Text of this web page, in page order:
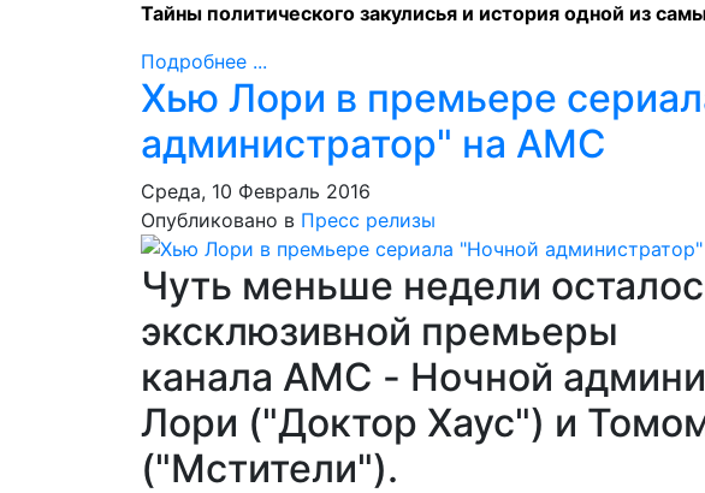
Тайны политического закулисья и история одной из
Подробнее ...
Хью Лори в премьере
администратор" на AMC
Среда, 10 Февраль 2016
Опубликовано в Пресс релизы
Чуть меньше недели
эксклюзивной премьеры
канала AMC - Ночной
Лори ("Доктор Хаус") и
("Мстители").